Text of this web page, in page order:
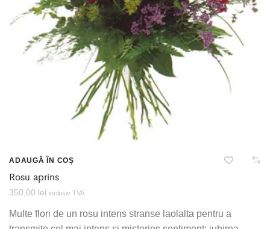
ADAUGĂ ÎN COȘ
Rosu aprins
350,00 lei inclusiv TVA
Multe flori de un rosu intens stranse laolalta pentru a